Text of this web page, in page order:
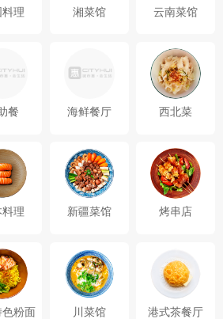
理 湘菜馆 云南菜馆
餐 海鲜餐厅 西北菜
料理 新疆菜馆 烤串店
粉面
川菜馆 港式茶餐厅